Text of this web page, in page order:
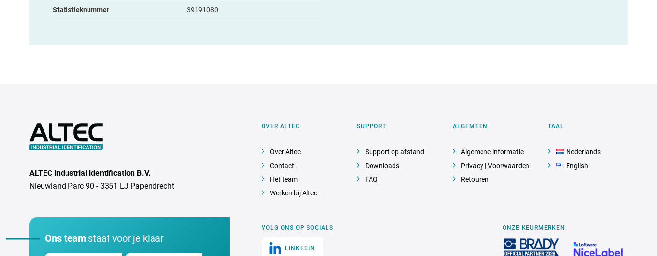
Statistieknummer 39191080
ALTEC industrial identification B.V.
Nieuwland Parc 90 - 3351 LJ Papendrecht
Ons teamstaat voor je klaar
OVER ALTEC
Over Altec
Contact
Het team
Werken bij Altec
SUPPORT
Support op afstand
Downloads
FAQ
ALGEMEEN
Algemene informatie
Privacy | Voorwaarden
Retouren
TAAL
Nederlands
English
VOLG ONS OP SOCIALS
LINKEDIN
ONZE KEURMERKEN